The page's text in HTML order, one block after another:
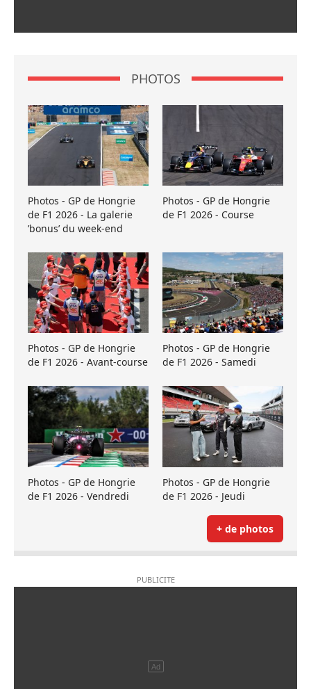
PHOTOS
Photos - GP de Hongrie
de F1 2026 - La galerie
’bonus’ du week-end
Photos - GP de Hongrie
de F1 2026 - Course
Photos - GP de Hongrie
de F1 2026 - Avant-course
Photos - GP de Hongrie
de F1 2026 - Samedi
Photos - GP de Hongrie
de F1 2026 - Vendredi
Photos - GP de Hongrie
de F1 2026 - Jeudi
+ de photos